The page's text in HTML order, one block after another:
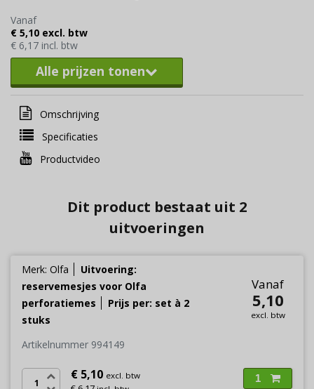
Vanaf
€ 5,10 excl. btw
€ 6,17 incl. btw
Alle prijzen tonen
Omschrijving
Specificaties
Productvideo
Dit product bestaat uit 2
uitvoeringen
Merk: Olfa
Uitvoering:
reservemesjes voor Olfa
perforatiemes
Prijs per: set à 2
stuks
Vanaf
5,10
excl. btw
Artikelnummer 994149
€ 5,10 excl. btw 1